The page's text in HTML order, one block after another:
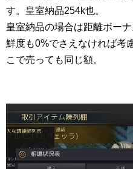
す。皇室納品254k也。
皇室納品の場合は距離ボーナ
鮮度も0%でさえなければ考
こで売っても同じ額。